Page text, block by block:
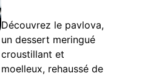
Découvrez le pavlova,
un dessert meringué
croustillant et
moelleux, rehaussé de